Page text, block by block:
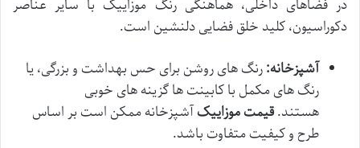
در فضاهای داخلی، هماهنگی رنگ موزاییک با سایر عناصر
دکوراسیون، کلید خلق فضایی دلنشین است.
آشپزخانه:رنگ های روشن برای حس بهداشت و بزرگی، یا
رنگ های مکمل با کابینت ها گزینه های خوبی
هستند.قیمت موزاییکآشپزخانه ممکن است بر اساس
طرح و کیفیت متفاوت باشد.